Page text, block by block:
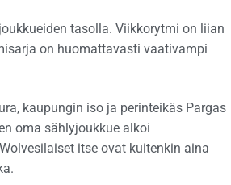
tasolla. Viikkorytmi on liian
on huomattavasti vaativampi
kaupungin iso ja perinteikäs Pargas
oma sählyjoukkue alkoi
itse ovat kuitenkin aina